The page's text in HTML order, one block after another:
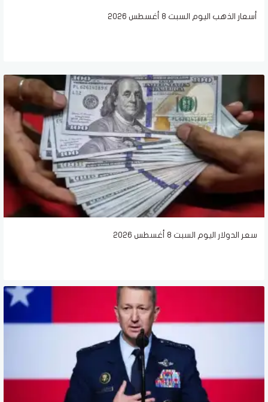
أسعار الذهب اليوم السبت 8 أغسطس 2026
سعر الدولار اليوم السبت 8 أغسطس 2026